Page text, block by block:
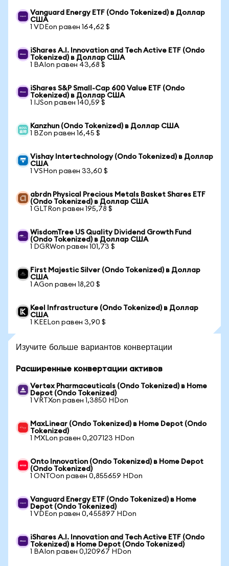
Vanguard Energy ETF (Ondo Tokenized) в Доллар
США
1 VDEon равен 164,62 $
iShares A.I. Innovation and Tech Active ETF (Ondo
Tokenized) в Доллар США
1 BAIon равен 43,68 $
iShares S&P Small-Cap 600 Value ETF (Ondo
Tokenized) в Доллар США
1 IJSon равен 140,59 $
Kanzhun (Ondo Tokenized) в Доллар США
1 BZon равен 16,45 $
Vishay Intertechnology (Ondo Tokenized) в Доллар
США
1 VSHon равен 33,60 $
abrdn Physical Precious Metals Basket Shares ETF
(Ondo Tokenized) в Доллар США
1 GLTRon равен 195,78 $
WisdomTree US Quality Dividend Growth Fund
(Ondo Tokenized) в Доллар США
1 DGRWon равен 101,73 $
First Majestic Silver (Ondo Tokenized) в Доллар
США
1 AGon равен 18,20 $
Keel Infrastructure (Ondo Tokenized) в Доллар
США
1 KEELon равен 3,90 $
Изучите больше вариантов конвертации
Расширенные конвертации активов
Vertex Pharmaceuticals (Ondo Tokenized) в Home
Depot (Ondo Tokenized)
1 VRTXon равен 1,3850 HDon
MaxLinear (Ondo Tokenized) в Home Depot (Ondo
Tokenized)
1 MXLon равен 0,207123 HDon
Onto Innovation (Ondo Tokenized) в Home Depot
(Ondo Tokenized)
1 ONTOon равен 0,855659 HDon
Vanguard Energy ETF (Ondo Tokenized) в Home
Depot (Ondo Tokenized)
1 VDEon равен 0,455897 HDon
iShares A.I. Innovation and Tech Active ETF (Ondo
Tokenized) в Home Depot (Ondo Tokenized)
1 BAIon равен 0,120967 HDon